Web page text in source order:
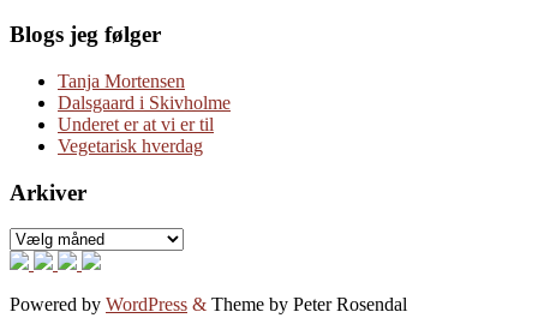
Blogs jeg følger
Tanja Mortensen
Dalsgaard i Skivholme
Underet er at vi er til
Vegetarisk hverdag
Arkiver
Arkiver
Powered by WordPress & Theme by Peter Rosendal